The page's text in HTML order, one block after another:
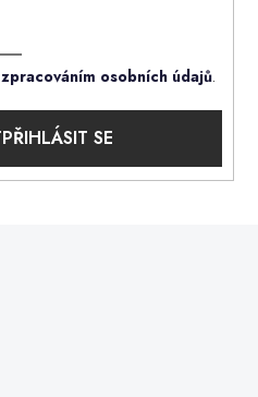
zpracováním osobních údajů.
PŘIHLÁSIT SE